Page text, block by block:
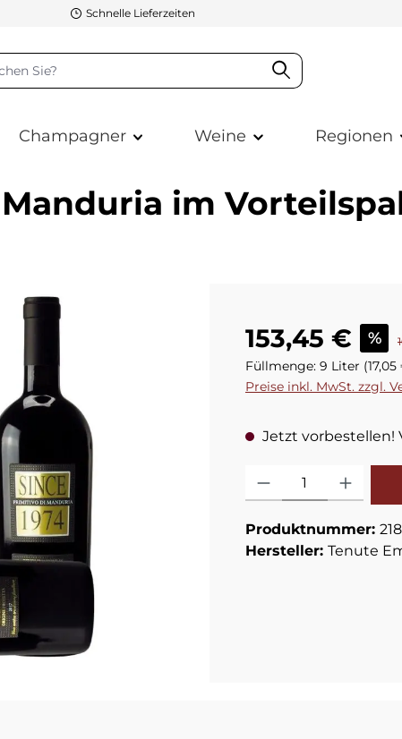
Schnelle Lieferzeiten
Champagner Weine Regionen
im
Verkaufspreis:
153,45 € %
Füllmenge: 9 Liter
Preise inkl. MwSt. zzgl.
Jetzt vorbestellen!
Produkt Anzahl: Gib
Produktnummer:
Hersteller: Tenute